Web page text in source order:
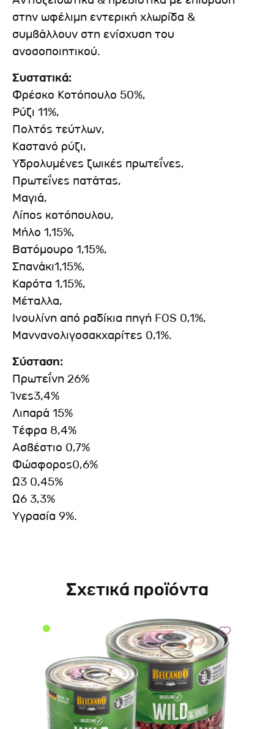
στην ωφέλιμη εντερική χλωρίδα &
συμβάλλουν στη ενίσχυση του
ανοσοποιητικού.
Συστατικά:
Φρέσκο Κοτόπουλο 50%,
Ρύζι 11%,
Πολτός τεύτλων,
Καστανό ρύζι,
Υδρολυμένες ζωικές πρωτεΐνες,
Πρωτεΐνες πατάτας,
Μαγιά,
Λίπος κοτόπουλου,
Μήλο 1,15%,
Βατόμουρο 1,15%,
Σπανάκι1,15%,
Καρότα 1,15%,
Μέταλλα,
Ινουλίνη από ραδίκια πηγή FOS 0,1%,
Μαννανολιγοσακχαρίτες 0,1%.
Σύσταση:
Πρωτεΐνη 26%
Ίνες3,4%
Λιπαρά 15%
Τέφρα 8,4%
Ασβέστιο 0,7%
Φώσφορος0,6%
Ω3 0,45%
Ω6 3,3%
Υγρασία 9%.
Σχετικά προϊόντα